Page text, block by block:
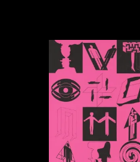
M+
進一步篩選